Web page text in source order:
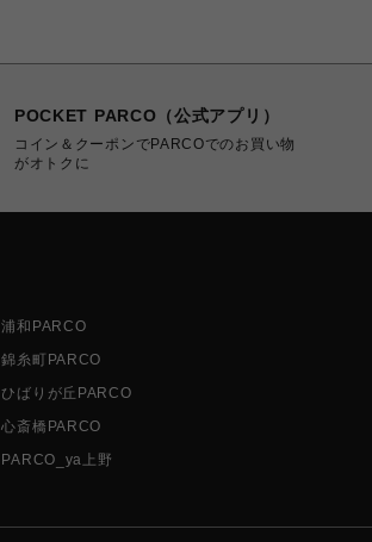
POCKET PARCO（公式アプリ）
コイン＆クーポンでPARCOでのお買い物
がオトクに
浦和PARCO
錦糸町PARCO
ひばりが丘PARCO
心斎橋PARCO
PARCO_ya上野